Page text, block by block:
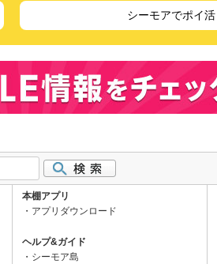
シーモアでポイ活
本棚アプリ
アプリダウンロード
ヘルプ&ガイド
シーモア島